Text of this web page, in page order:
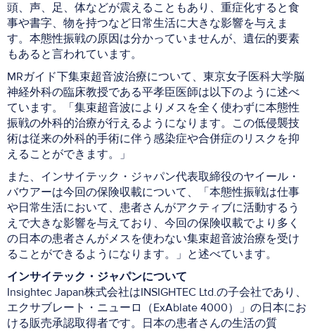
頭、声、足、体などが震えることもあり、重症化すると食
事や書字、物を持つなど日常生活に大きな影響を与えま
す。本態性振戦の原因は分かっていませんが、遺伝的要素
もあると言われています。
MRガイド下集束超音波治療について、東京女子医科大学脳
神経外科の臨床教授である平孝臣医師は以下のように述べ
ています。「集束超音波によりメスを全く使わずに本態性
振戦の外科的治療が行えるようになります。この低侵襲技
術は従来の外科的手術に伴う感染症や合併症のリスクを抑
えることができます。」
また、インサイテック・ジャパン代表取締役のヤイール・
バウアーは今回の保険収載について、「本態性振戦は仕事
や日常生活において、患者さんがアクティブに活動するう
えで大きな影響を与えており、今回の保険収載でより多く
の日本の患者さんがメスを使わない集束超音波治療を受け
ることができるようになります。」と述べています。
インサイテック・ジャパンについて
Insightec Japan株式会社はINSIGHTEC Ltd.の子会社であり、
エクサブレート・ニューロ（ExAblate 4000）」の日本にお
ける販売承認取得者です。日本の患者さんの生活の質